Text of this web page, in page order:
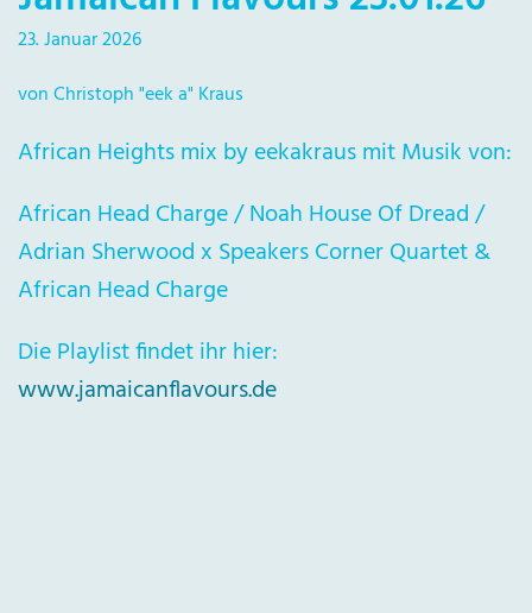
23. Januar 2026
von Christoph "eek a" Kraus
African Heights mix by eekakraus mit Musik von:
African Head Charge / Noah House Of Dread /
Adrian Sherwood x Speakers Corner Quartet &
African Head Charge
Die Playlist findet ihr hier:
www.jamaicanflavours.de